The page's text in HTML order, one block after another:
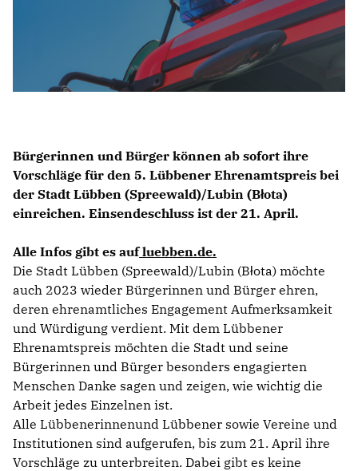
LINKS
Bürgerinnen und Bürger können ab sofort ihre
Vorschläge für den 5. Lübbener Ehrenamtspreis bei
der Stadt Lübben (Spreewald)/Lubin (Błota)
einreichen. Einsendeschluss ist der 21. April.
Alle Infos gibt es aufluebben.de.
Die Stadt Lübben (Spreewald)/Lubin (Błota) möchte
auch 2023 wieder Bürgerinnen und Bürger ehren,
deren ehrenamtliches Engagement Aufmerksamkeit
und Würdigung verdient. Mit dem Lübbener
Ehrenamtspreis möchten die Stadt und seine
Bürgerinnen und Bürger besonders engagierten
Menschen Danke sagen und zeigen, wie wichtig die
Arbeit jedes Einzelnen ist.
Alle Lübbenerinnenund Lübbener sowie Vereine und
Institutionen sind aufgerufen, bis zum 21. April ihre
Vorschläge zu unterbreiten. Dabei gibt es keine